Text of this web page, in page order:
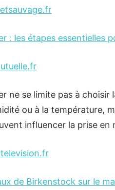
: les étapes essentielles
ne se limite pas à
ou à la température,
influencer la prise en
de Birkenstock sur le